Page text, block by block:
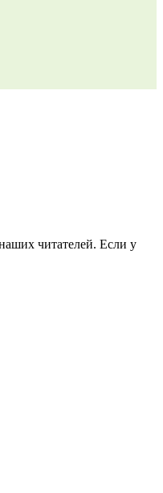
читателей. Если у